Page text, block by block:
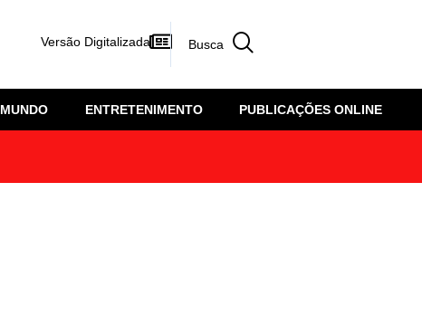
Versão Digitalizada
MUNDO ENTRETENIMENTO PUBLICAÇÕES ONLINE